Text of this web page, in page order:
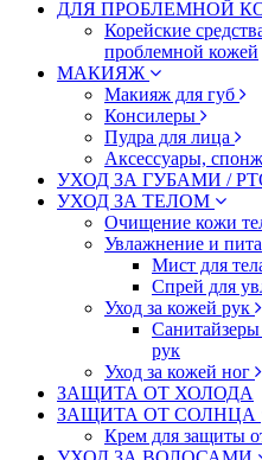
ДЛЯ ПРОБЛЕМНОЙ
Корейские
проблемной кожей
МАКИЯЖ
Макияж для губ
Консилеры
Пудра для лица
Аксессуары,
УХОД ЗА ГУБАМИ /
УХОД ЗА ТЕЛОМ
Очищение кожи
Увлажнение и
Мист для
Спрей для
Уход за кожей рук
Санитайзеры
рук
Уход за кожей ног
ЗАЩИТА ОТ ХОЛОДА
ЗАЩИТА ОТ СОЛНЦА
Крем для защиты